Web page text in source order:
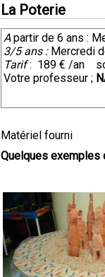
La Poterie
Apartir de 6 ans :
3/5 ans :Mercredi
Tarif: 189 € /an
Votre professeur ;
Matériel fourni
Quelques exemples